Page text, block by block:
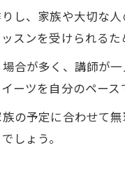
をオンラインで学ぶ
イーツ作りのポイ
ンお菓子教室の魅力
ンお菓子教室の特徴
で安心スタートする
日スイーツ作りの秘訣
し、家族や大切な
ンを受けられるた
が多く、講師が
ツを自分のペース
の予定に合わせて
しょう。